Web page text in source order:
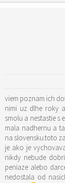
viem poznam ich
nimi uz dlhe roky
smolu a nestastie s
mala nadhernu a
na slovensku.toto
je ako je
nikdy nebude
peniaze alebo
nedostala od